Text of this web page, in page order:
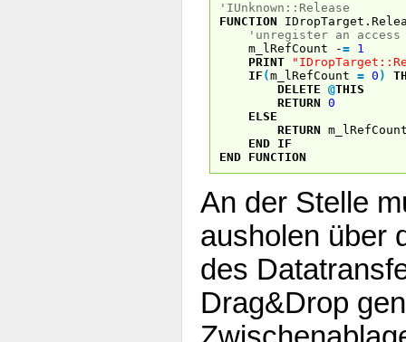
'IUnknown::Release
FUNCTION
'unregister an access
m_lRefCount -= 1
PRINT
IF (m_lRefCount = 0 )
DELETE @THIS
RETURN 0
ELSE
RETURN
END IF
END FUNCTION
An der Stelle
ausholen über
des
Drag&Drop